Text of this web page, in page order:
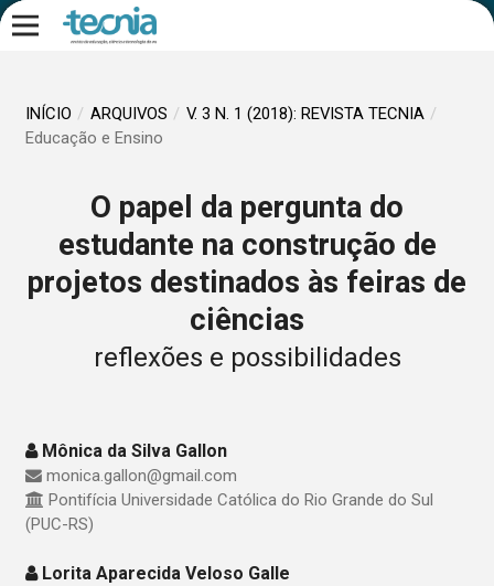
INÍCIO / ARQUIVOS / V. 3 N. 1 (2018): REVISTA TECNIA /
Educação e Ensino
O papel da pergunta do
estudante na construção de
projetos destinados às feiras de
ciências
reflexões e possibilidades
Mônica da Silva Gallon
monica.gallon@gmail.com
Pontifícia Universidade Católica do Rio Grande do Sul
(PUC-RS)
Lorita Aparecida Veloso Galle